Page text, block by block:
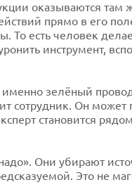
оказываются там
прямо в его
То есть человек
инструмент,
именно зелёный
сотрудник. Он
становится
Они убирают
Это не